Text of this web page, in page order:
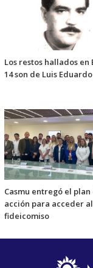
Los restos hallados en
14 son de Luis
Casmu entregó el plan
acción para acceder al
fideicomiso